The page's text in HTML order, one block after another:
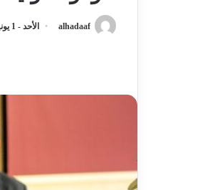
alhadaaf الأحد - 1 يونيو - 2025 / 10:59 مساءً